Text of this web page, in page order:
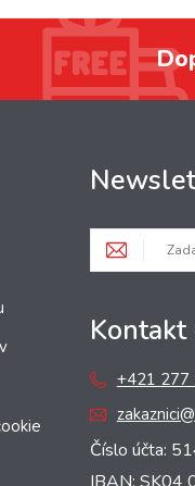
Kontakt
+421 277
Číslo účta: